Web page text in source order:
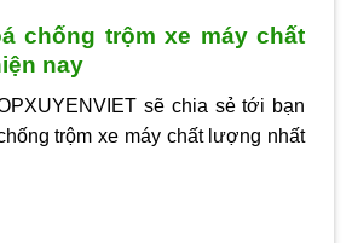
chống trộm xe máy chất
nay
sẽ chia sẻ tới bạn
trộm xe máy chất lượng nhất